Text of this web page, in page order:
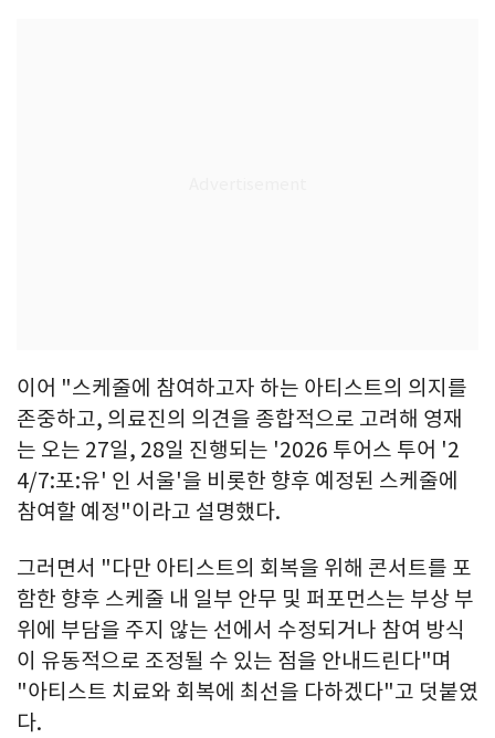
이어 "스케줄에 참여하고자 하는 아티스트의 의지를
존중하고, 의료진의 의견을 종합적으로 고려해 영재
는 오는 27일, 28일 진행되는 '2026 투어스 투어 '2
4/7:포:유' 인 서울'을 비롯한 향후 예정된 스케줄에
참여할 예정"이라고 설명했다.
그러면서 "다만 아티스트의 회복을 위해 콘서트를 포
함한 향후 스케줄 내 일부 안무 및 퍼포먼스는 부상 부
위에 부담을 주지 않는 선에서 수정되거나 참여 방식
이 유동적으로 조정될 수 있는 점을 안내드린다"며
"아티스트 치료와 회복에 최선을 다하겠다"고 덧붙였
다.